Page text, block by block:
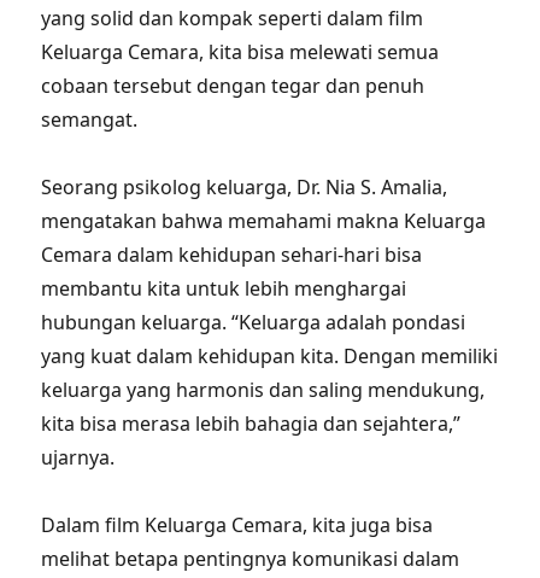
yang solid dan kompak seperti dalam film
Keluarga Cemara, kita bisa melewati semua
cobaan tersebut dengan tegar dan penuh
semangat.
Seorang psikolog keluarga, Dr. Nia S. Amalia,
mengatakan bahwa memahami makna Keluarga
Cemara dalam kehidupan sehari-hari bisa
membantu kita untuk lebih menghargai
hubungan keluarga. “Keluarga adalah pondasi
yang kuat dalam kehidupan kita. Dengan memiliki
keluarga yang harmonis dan saling mendukung,
kita bisa merasa lebih bahagia dan sejahtera,”
ujarnya.
Dalam film Keluarga Cemara, kita juga bisa
melihat betapa pentingnya komunikasi dalam